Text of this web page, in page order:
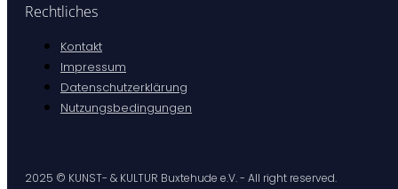
Rechtliches
Kontakt
Impressum
Datenschutzerklärung
Nutzungsbedingungen
2025 © KUNST- & KULTUR Buxtehude e.V. - All right reserved.